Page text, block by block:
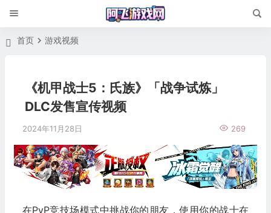
首页 游戏视频
《机甲战士5：氏族》「战争试炼」
DLC发售宣传视频
2024年11月28日 269
在PvP竞技场模式中挑战你的朋友，使用你的战士在